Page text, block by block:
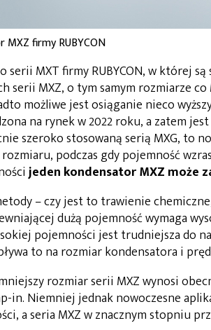
MXZ firmy RUBYCON
serii MXT firmy RUBYCON, w której
serii MXZ, o tym samym rozmiarze co
możliwe jest osiąganie nieco
na rynek w 2022 roku, a zatem
szeroko stosowaną serią MXG, to
podczas gdy pojemność
jeden kondensator MXZ może
– czy jest to trawienie
dużą pojemność wymaga
pojemności jest trudniejsza do
to na rozmiar kondensatora i
rozmiar serii MXZ wynosi
in. Niemniej jednak nowoczesne
a seria MXZ w znacznym stopniu